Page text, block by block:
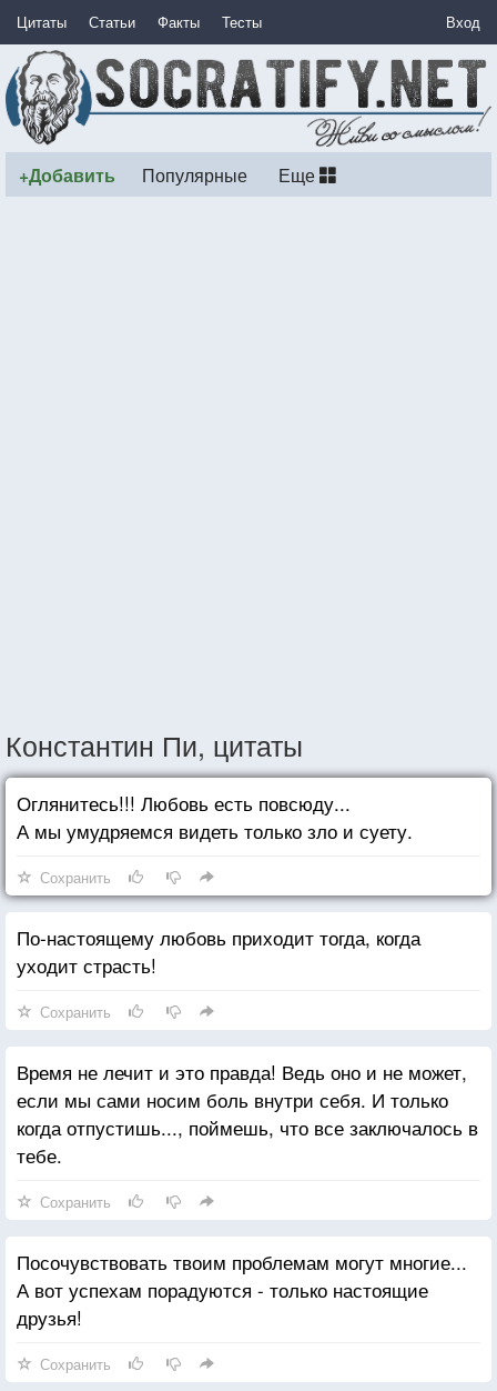
Цитаты Статьи Факты Тесты Вход
+Добавить Популярные Еще
Константин Пи, цитаты
Оглянитесь!!! Любовь есть повсюду...
А мы умудряемся видеть только зло и суету.
Сохранить
По-настоящему любовь приходит тогда, когда
уходит страсть!
Сохранить
Время не лечит и это правда! Ведь оно и не может,
если мы сами носим боль внутри себя. И только
когда отпустишь..., поймешь, что все заключалось в
тебе.
Сохранить
Посочувствовать твоим проблемам могут многие...
А вот успехам порадуются - только настоящие
друзья!
Сохранить